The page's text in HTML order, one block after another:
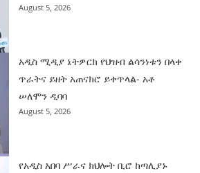
August 5, 2026
አዲስ ሚዲያ ኔትዎርክ የህዝብ ልሳንነቱን በላቀ
ጥራትና ይዘት አጠናክሮ ይቀጥላል- አቶ
ሠለሞን ዲባባ
August 5, 2026
የአዲስ አበባ ሥራና ክህሎት ቢሮ ከጣሊያኑ